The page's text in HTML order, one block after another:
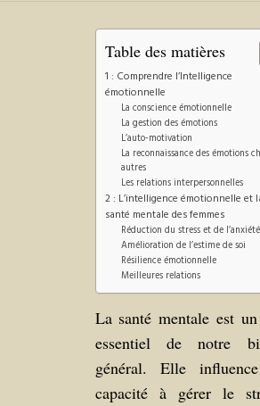
Table des matières
1 : Comprendre l’Intelligence
émotionnelle
La conscience émotionnelle
La gestion des émotions
L’auto-motivation
La reconnaissance des émotions
autres
Les relations interpersonnelles
2 : L’intelligence émotionnelle et
santé mentale des femmes
Réduction du stress et de l’anxiété
Amélioration de l’estime de soi
Résilience émotionnelle
Meilleures relations
La santé mentale est
essentiel de notre
général. Elle
capacité à gérer le